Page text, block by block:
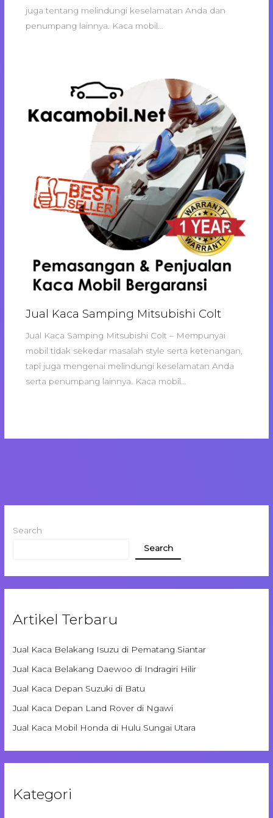
juga tentang melindungi keselamatan Anda dan
penumpang lainnya. Kaca mobil…
Jual Kaca Samping Mitsubishi Colt
Jual Kaca Samping Mitsubishi Colt – Mempunyai
mobil tidak sekedar masalah style serta ketenangan,
tapi juga mengenai melindungi keselamatan Anda
serta penumpang lainnya. Kaca mobil…
Search
Search
Artikel Terbaru
Jual Kaca Belakang Isuzu di Pematang Siantar
Jual Kaca Belakang Daewoo di Indragiri Hilir
Jual Kaca Depan Suzuki di Batu
Jual Kaca Depan Land Rover di Ngawi
Jual Kaca Mobil Honda di Hulu Sungai Utara
Kategori